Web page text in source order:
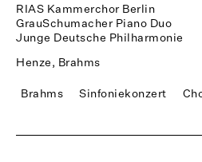
RIAS Kammerchor Berlin
GrauSchumacher Piano Duo
Junge Deutsche Philharmonie
Henze, Brahms
Brahms Sinfoniekonzert